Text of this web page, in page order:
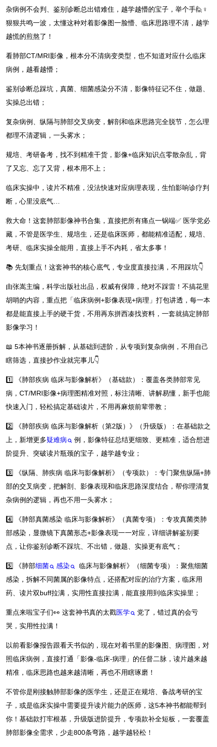
杂病例不会判、鉴别诊断总出错难住，越学越懵的宝子，举个手🙋♀️
狠狠共鸣一波，太懂这种对着影像图一脸懵、临床思路理不清，越学
越慌的煎熬了！
看肺部CT/MRI影像，根本分不清病变类型，也不知道对应什么临床
病例，越看越懵；
鉴别诊断总踩坑，真菌、细菌感染分不清，影像特征记不住，做题、
实操总出错；
复杂病例、纵隔与肺部交叉病变，解剖和临床思路完全脱节，怎么理
都理不清逻辑，一头雾水；
规培、考研备考，找不到精准干货，影像+临床知识点零散杂乱，背
了又忘、忘了又背，根本用不上；
临床实操中，读片不精准，没法快速对应病理表现，生怕影响诊疗判
断，心里没底气…
救大命！这套肺部影像神书合集，直接把所有痛点一锅端✅ 医学党必
藏，不管是医学生、规培生，还是临床医师，都能精准适配，规培、
考研、临床实操全能用，直接上手不内耗，省太多事！
📚 先划重点！这套神书的核心底气，专业度直接拉满，不用踩坑👇
由张嵩主编，科学出版社出品，权威有保障，绝对不踩雷！不搞花里
胡哨的内容，重点把「临床病例+影像表现+病理」打包讲透，每一本
都是能直接上手的硬干货，不用再东拼西凑找资料，一套就搞定肺部
影像学习！
📖 5本神书逐册拆解，从基础到进阶，从专项到复杂病例，不用自己
瞎筛选，直接抄作业就完事儿👇
1️⃣ 《肺部疾病 临床与影像解析》（基础款）：覆盖各类肺部常见
病，CT/MRI影像+病理图精准对照，标注清晰、讲解易懂，新手也能
快速入门，轻松搞定基础读片，不用再麻烦前辈带教；
2️⃣ 《肺部疾病 临床与影像解析（第2版）》（升级版）：在基础款之
上，新增更多疑难病
例，影像特征总结更细致、更精准，适合想进
阶提升、突破读片瓶颈的宝子，越学越专业；
3️⃣ 《纵隔、肺疾病 临床与影像解析》（专项款）：专门聚焦纵隔+肺
部的交叉病变，把解剖、影像表现和临床思路深度结合，帮你理清复
杂病例的逻辑，再也不用一头雾水；
4️⃣ 《肺部真菌感染 临床与影像解析》（真菌专项）：专攻真菌类肺
部感染，显微镜下真菌形态+影像表现一一对应，详细讲解鉴别要
点，让你鉴别诊断不踩坑、不出错，做题、实操更有底气；
5️⃣ 《肺部细菌 感染
临床与影像解析》（细菌专项）：聚焦细菌
感染，拆解不同菌属的影像特点，还搭配对应的治疗方案，临床用
药、读片双buff拉满，实用性直接拉满，能直接用到临床实操里；
重点来啦宝子们👀 这套神书真的太戳医学
党了，错过真的会亏
哭，实用性拉满！
以前看影像报告跟看天书似的，现在对着书里的影像图、病理图，对
照临床病例，直接打通「影像-临床-病理」的任督二脉，读片越来越
精准，临床思路也越来越清晰，再也不用瞎琢磨！
不管你是刚接触肺部影像的医学生，还是正在规培、备战考研的宝
子，或是临床实操中需要提升读片能力的医师，这5本神书都能帮到
你！基础款打牢根基，升级版进阶提升，专项款补全短板，一套覆盖
肺部影像全需求，少走800条弯路，越学越轻松！